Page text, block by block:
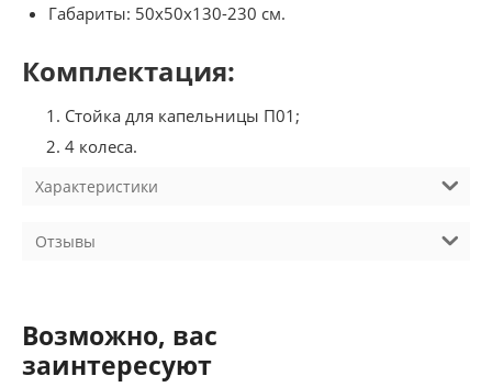
Габариты: 50х50х130-230 см.
Комплектация:
Стойка для капельницы П01;
4 колеса.
Характеристики
Отзывы
Возможно, вас
заинтересуют